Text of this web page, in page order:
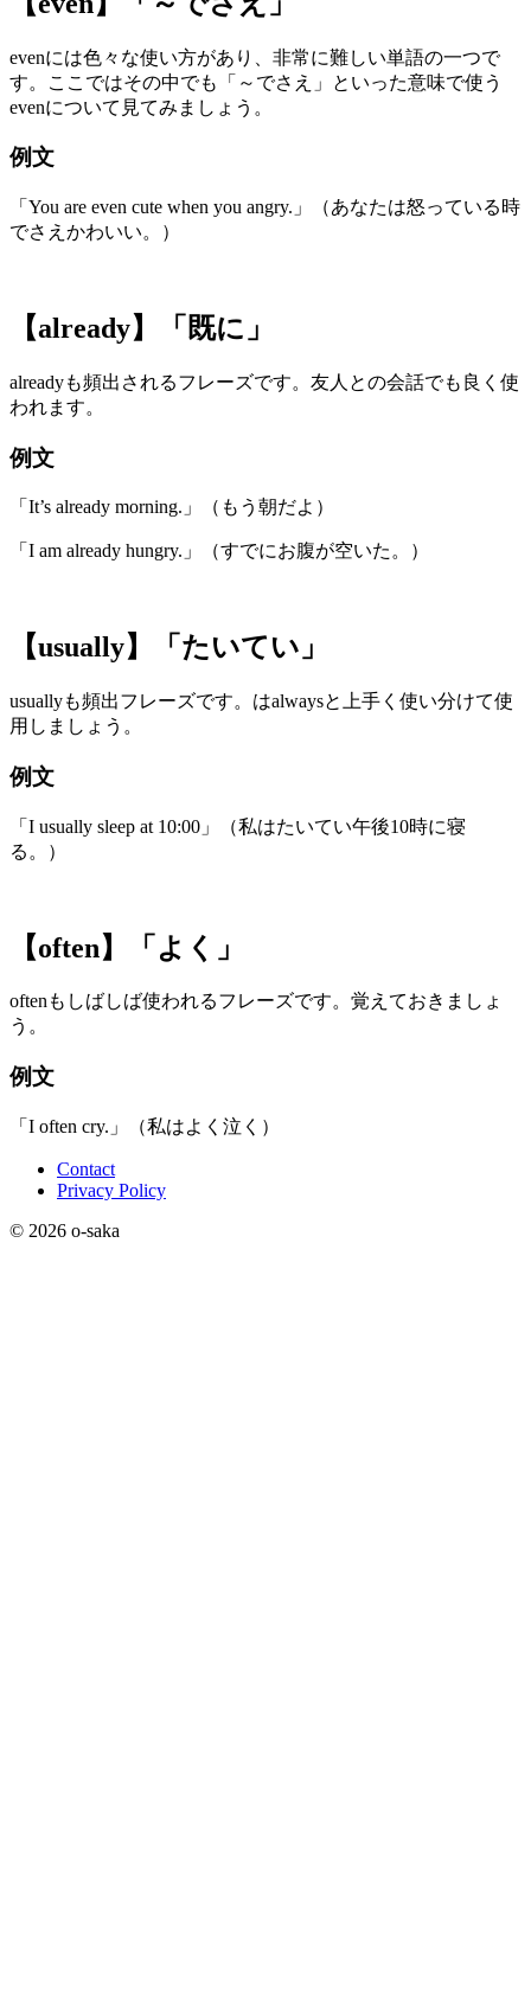
evenには色々な使い方があり、非常に難しい単語の一つで
す。ここではその中でも「～でさえ」といった意味で使う
evenについて見てみましょう。
例文
「You are even cute when you angry.」（あなたは怒っている時
でさえかわいい。）
【already】「既に」
alreadyも頻出されるフレーズです。友人との会話でも良く使
われます。
例文
「It’s already morning.」（もう朝だよ）
「I am already hungry.」（すでにお腹が空いた。）
【usually】「たいてい」
usuallyも頻出フレーズです。はalwaysと上手く使い分けて使
用しましょう。
例文
「I usually sleep at 10:00」（私はたいてい午後10時に寝
る。）
【often】「よく」
oftenもしばしば使われるフレーズです。覚えておきましょ
う。
例文
「I often cry.」（私はよく泣く）
Contact
Privacy Policy
© 2026 o-saka